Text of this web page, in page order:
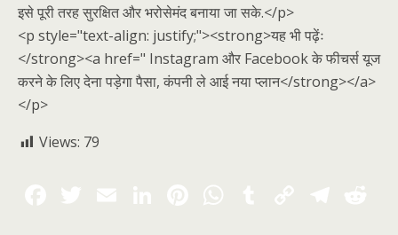
इसे पूरी तरह सुरक्षित और भरोसेमंद बनाया जा सके.</p>
<p style="text-align: justify;"><strong>यह भी पढ़ेंः
</strong><a href=" Instagram और Facebook के फीचर्स यूज
करने के लिए देना पड़ेगा पैसा, कंपनी ले आई नया प्लान</strong></a>
</p>
Views: 79